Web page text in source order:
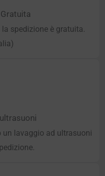
spedizione è gratuita.
lavaggio ad ultrasuoni